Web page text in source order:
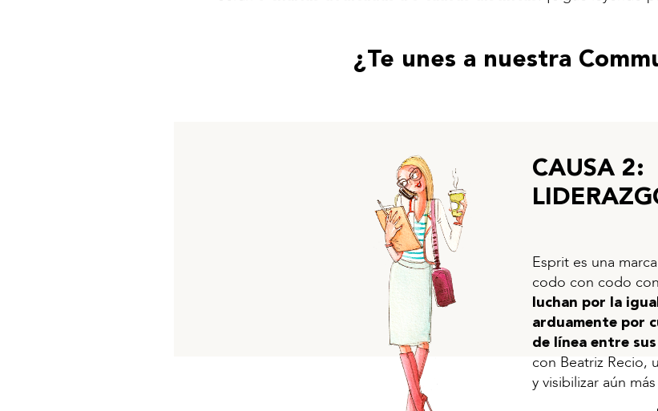
¿Te unes a nuestra
CAUSA 2:
Esprit es una
codo con codo
luchan por la
arduamente por
de línea entre
con Beatriz Recio,
y visibilizar aún